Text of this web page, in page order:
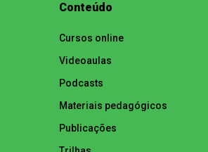
Conteúdo
Cursos online
Videoaulas
Podcasts
Materiais pedagógicos
Publicações